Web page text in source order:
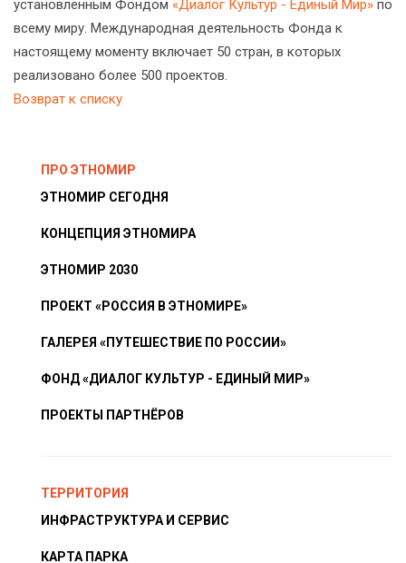
установленным Фондом «Диалог Культур - Единый Мир» по
всему миру. Международная деятельность Фонда к
настоящему моменту включает 50 стран, в которых
реализовано более 500 проектов.
Возврат к списку
ПРО ЭТНОМИР
ЭТНОМИР СЕГОДНЯ
КОНЦЕПЦИЯ ЭТНОМИРА
ЭТНОМИР 2030
ПРОЕКТ «РОССИЯ В ЭТНОМИРЕ»
ГАЛЕРЕЯ «ПУТЕШЕСТВИЕ ПО РОССИИ»
ФОНД «ДИАЛОГ КУЛЬТУР - ЕДИНЫЙ МИР»
ПРОЕКТЫ ПАРТНЁРОВ
ТЕРРИТОРИЯ
ИНФРАСТРУКТУРА И СЕРВИС
КАРТА ПАРКА